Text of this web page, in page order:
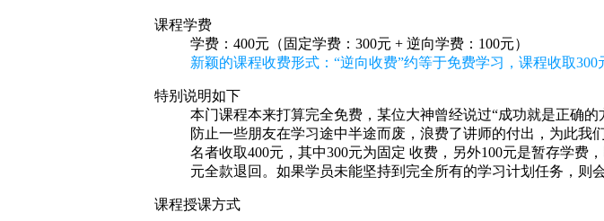
课程学费
学费：400元（固定学费：300元 + 逆向学费：100元）
新颖的课程收费形式：“逆向收费”约等于免费学习，课程收取
特别说明如下
本门课程本来打算完全免费，某位大神曾经说过“成功就是正确
防止一些朋友在学习途中半途而废，浪费了讲师的付出，为此我
名者收取400元，其中300元为固定 收费，另外100元是暂存学费
元全款退回。如果学员未能坚持到完全所有的学习计划任务，则
课程授课方式